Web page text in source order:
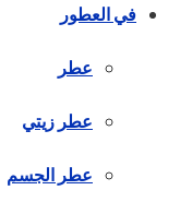
في العطور
عطر
عطر زيتي
عطر الجسم